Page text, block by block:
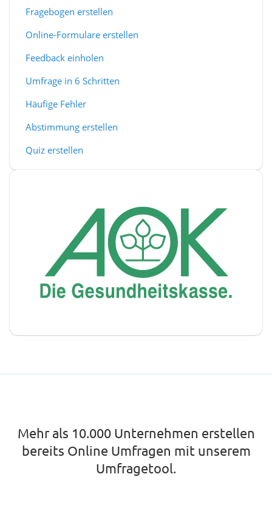
Fragebogen erstellen
Online-Formulare erstellen
Feedback einholen
Umfrage in 6 Schritten
Häufige Fehler
Abstimmung erstellen
Quiz erstellen
Mehr als 10.000 Unternehmen erstellen
bereits Online Umfragen mit unserem
Umfragetool.